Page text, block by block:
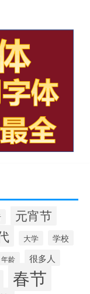
元宵节
大学 学校
年龄 很多人
春节